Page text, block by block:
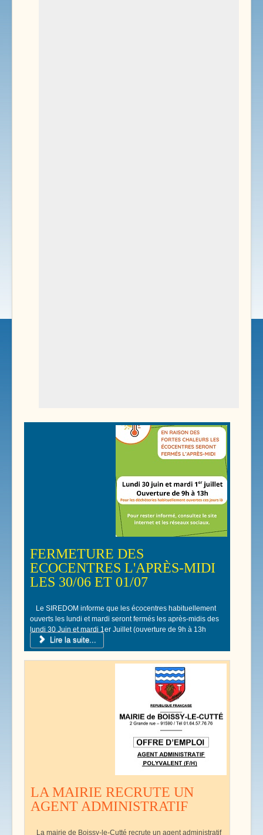
FERMETURE DES
ECOCENTRES L'APRÈS-MIDI
LES 30/06 ET 01/07
Le SIREDOM informe que les écocentres habituellement
ouverts les lundi et mardi seront fermés les après-midis des
lundi 30 Juin et mardi 1er Juillet (ouverture de 9h à 13h
seulement).Lire la suite...
LA MAIRIE RECRUTE UN
AGENT ADMINISTRATIF
La mairie de Boissy-le-Cutté recrute un agent administratif